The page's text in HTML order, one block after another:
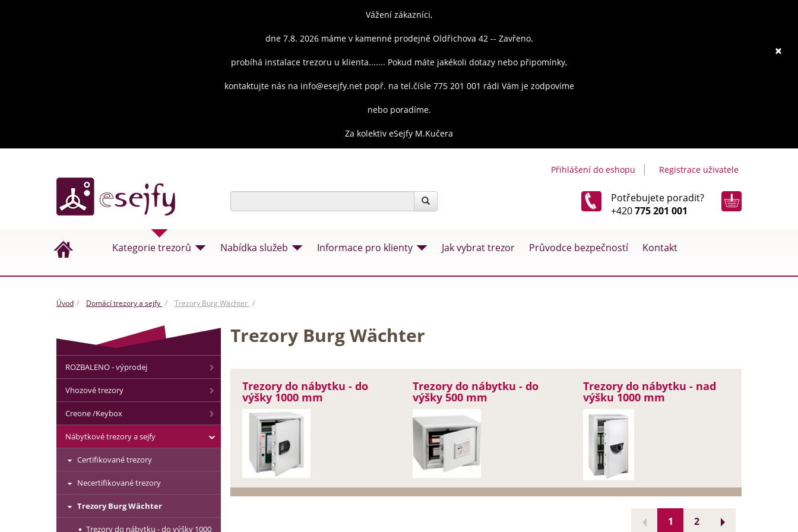
×
Vážení zákazníci,
dne 7.8. 2026 máme v kamenné prodejně Oldřichova 42 -- Zavřeno.
probíhá instalace trezoru u klienta....... Pokud máte jakékoli dotazy nebo připomínky,
kontaktujte nás na info@esejfy.net popř. na tel.čísle 775 201 001 rádi Vám je zodpovíme
nebo poradíme.
Za kolektiv eSejfy M.Kučera
Přihlášení do eshopu Registrace uživatele
Potřebujete poradit?
+420775 201 001
Kategorie trezorů Nabídka služeb Informace pro klienty Jak vybrat trezor Průvodce bezpečností Kontakt
Úvod Domácí trezory a sejfy Trezory Burg Wächter
Trezory Burg Wächter
Trezory do nábytku - do
výšky 1000 mm
Trezory do nábytku - do
výšky 500 mm
Trezory do nábytku - nad
výšku 1000 mm
1 2
ROZBALENO - výprodej
Vhozové trezory
Creone /Keybox
Nábytkové trezory a sejfy
Certifikované trezory
Necertifikované trezory
Trezory Burg Wächter
Trezory do nábytku - do výšky 1000